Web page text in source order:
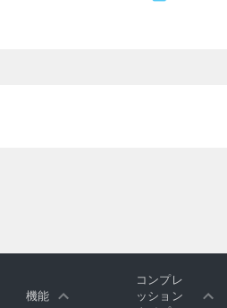
機能
コンプレ
ッション